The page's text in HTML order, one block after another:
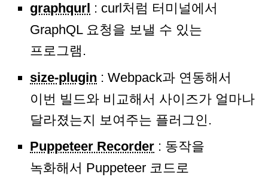
graphqurl : curl처럼 터미널에서
GraphQL 요청을 보낼 수 있는
프로그램.
size-plugin : Webpack과 연동해서
이번 빌드와 비교해서 사이즈가 얼마나
달라졌는지 보여주는 플러그인.
Puppeteer Recorder : 동작을
녹화해서 Puppeteer 코드로